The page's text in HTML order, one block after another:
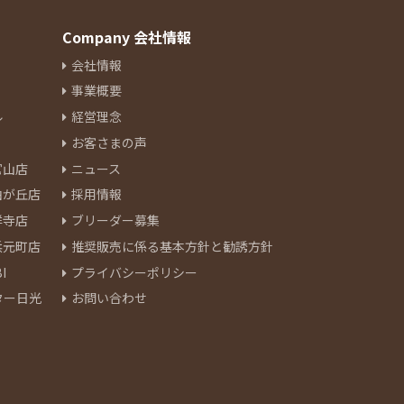
店
丘店
店
町店
日光
Company 会社情報
会社情報
事業概要
経営理念
お客さまの声
ニュース
採用情報
ブリーダー募集
推奨販売に係る基本方針と勧誘方針
プライバシーポリシー
お問い合わせ